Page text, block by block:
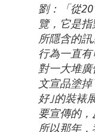
劉：「從
覽，它是
所隱含的
行為一直
對一大堆
文宣品塗
好｣的裝裱
要宣傳的，
所以那年